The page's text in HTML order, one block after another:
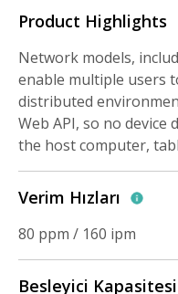
Product Highlights
Network models,
enable multiple users
distributed
Web API, so no
the host computer,
Verim Hızları
80 ppm / 160 ipm
Besleyici Kapasitesi